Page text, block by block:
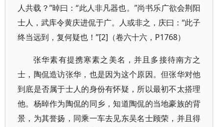
人共载？”晫曰：“此人非凡器也。”尚书乐广欲会荆阳
士人，武库令黄庆进侃于广。人或非之，庆曰：“此子
终当远到，复何疑也！”[2]（卷六十六，P1768）
张华素有提携寒素之美名，并且多接待南方之
士，陶侃造访张华，也是因为这个原因。但张华对他
到底是否属于士人的身份有怀疑，所以最初不太搭理
他。杨晫作为陶侃的同乡，知道陶侃的当地豪族的背
景，为其誉扬，同乘一车去见东吴名士顾荣，并且得